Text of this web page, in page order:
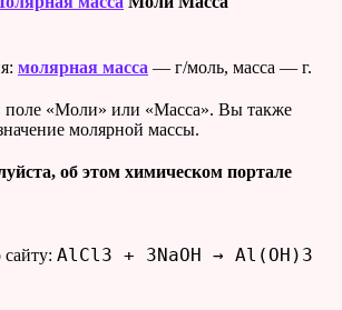
молярная масса — г/моль, масса — г.
поле «Моли» или «Масса». Вы также
молярной массы.
об этом химическом портале
AlCl3 + 3NaOH → Al(OH)3